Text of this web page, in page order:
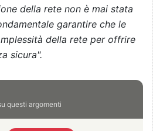
della rete non è mai stata
garantire che le
della rete per offrire
sicura".
questi argomenti